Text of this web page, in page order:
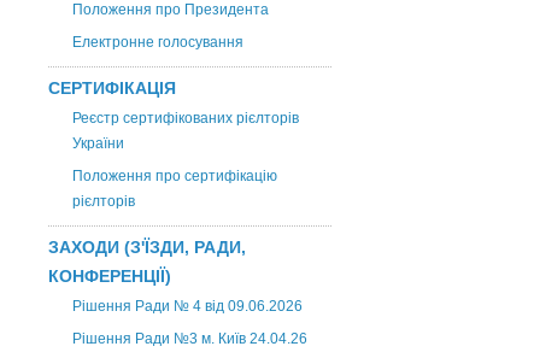
Положення про Президента
Електронне голосування
СЕРТИФІКАЦІЯ
Реєстр сертифікованих рієлторів
України
Положення про сертифікацію
рієлторів
ЗАХОДИ (З'ЇЗДИ, РАДИ,
КОНФЕРЕНЦІЇ)
Рішення Ради № 4 від 09.06.2026
Рішення Ради №3 м. Київ 24.04.26